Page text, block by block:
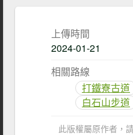
上傳時間
2024-01-21
相關路線
打鐵寮古道
白石山步道
此版權屬原作者，